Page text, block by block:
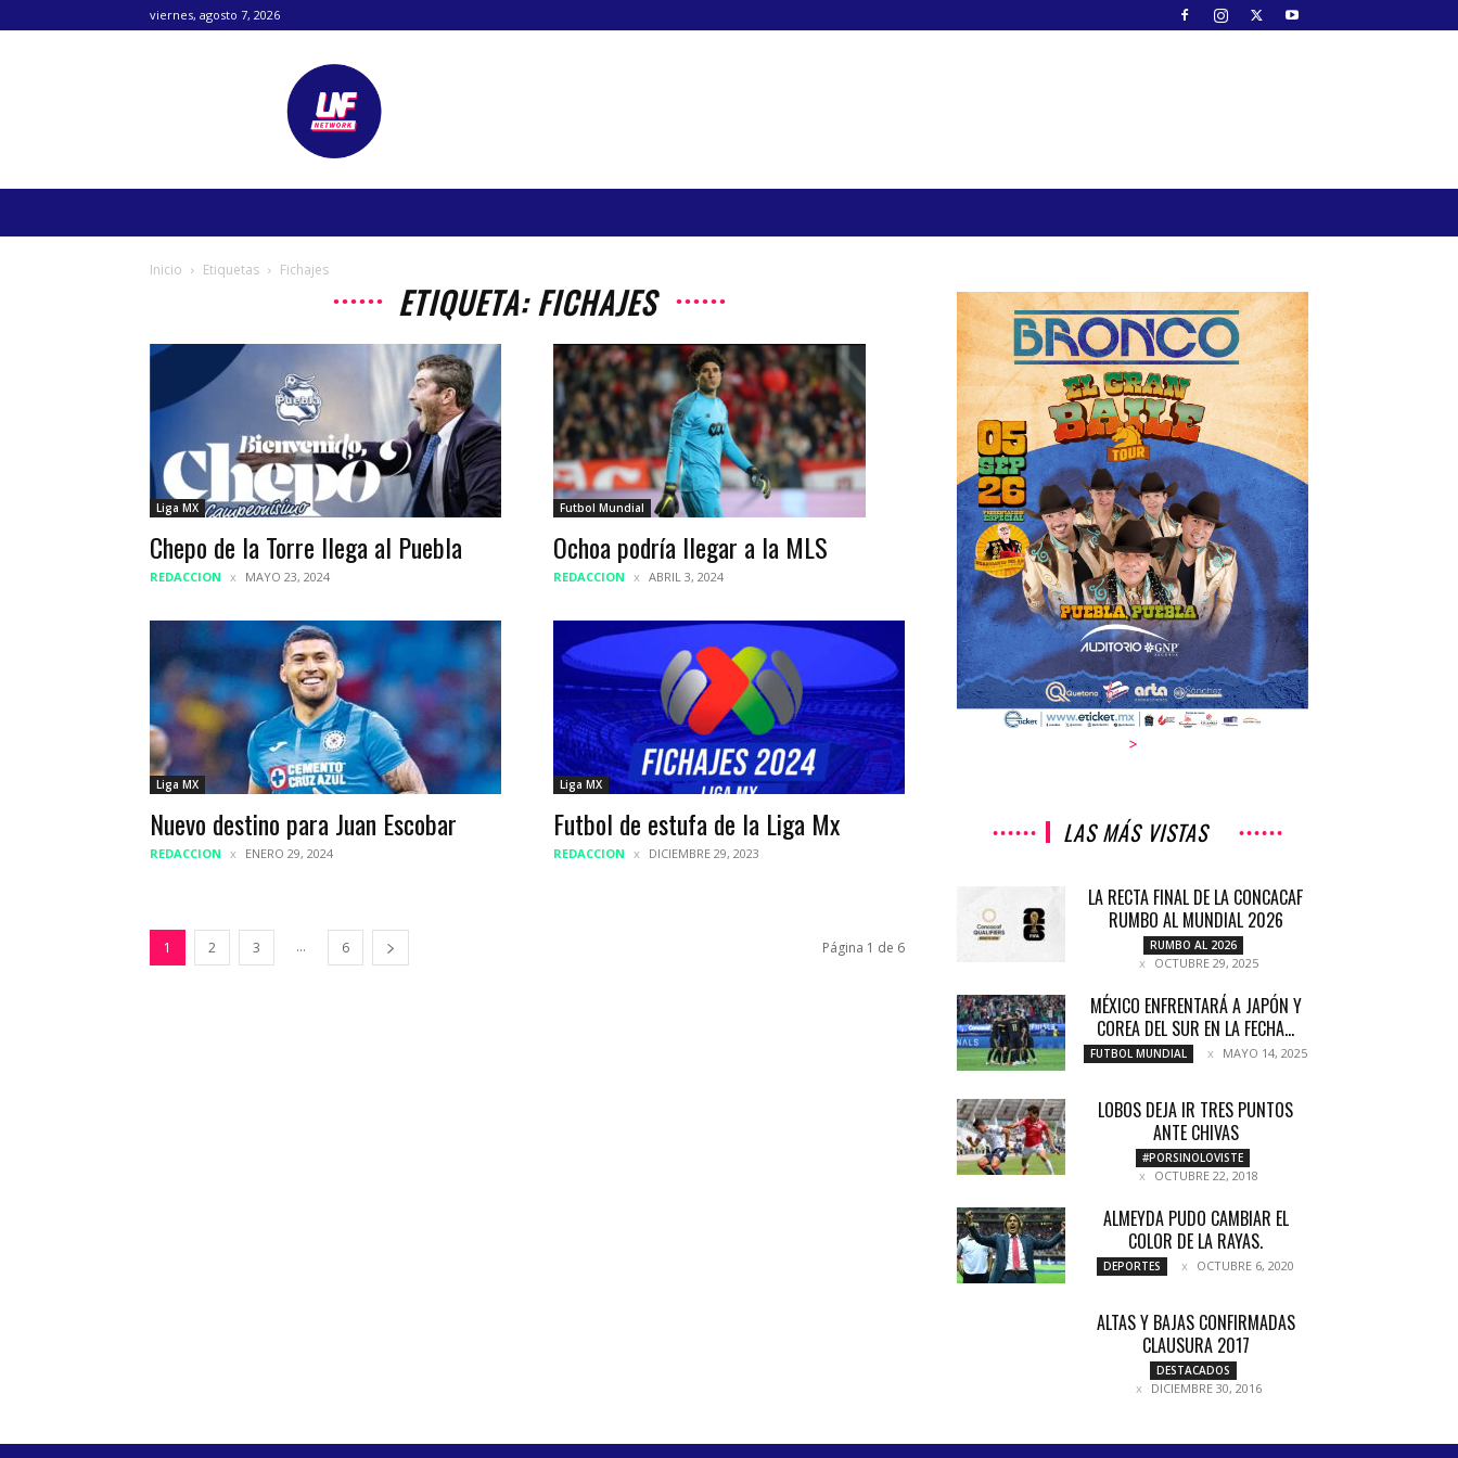
viernes, agosto 7, 2026
Lanetafutbolera
Inicio Etiquetas Fichajes
ETIQUETA: FICHAJES
Liga MX
Chepo de la Torre llega al Puebla
REDACCION MAYO 23, 2024
Futbol Mundial
Ochoa podría llegar a la MLS
REDACCION ABRIL 3, 2024
Liga MX
Nuevo destino para Juan Escobar
REDACCION ENERO 29, 2024
Liga MX
Futbol de estufa de la Liga Mx
REDACCION DICIEMBRE 29, 2023
1 2 3 ... 6 Página 1 de 6
>
LAS MÁS VISTAS
LA RECTA FINAL DE LA CONCACAF
RUMBO AL MUNDIAL 2026
RUMBO AL 2026
OCTUBRE 29, 2025
MÉXICO ENFRENTARÁ A JAPÓN Y
COREA DEL SUR EN LA FECHA...
FUTBOL MUNDIAL MAYO 14, 2025
LOBOS DEJA IR TRES PUNTOS
ANTE CHIVAS
#PORSINOLOVISTE
OCTUBRE 22, 2018
ALMEYDA PUDO CAMBIAR EL
COLOR DE LA RAYAS.
DEPORTES OCTUBRE 6, 2020
ALTAS Y BAJAS CONFIRMADAS
CLAUSURA 2017
DESTACADOS
DICIEMBRE 30, 2016